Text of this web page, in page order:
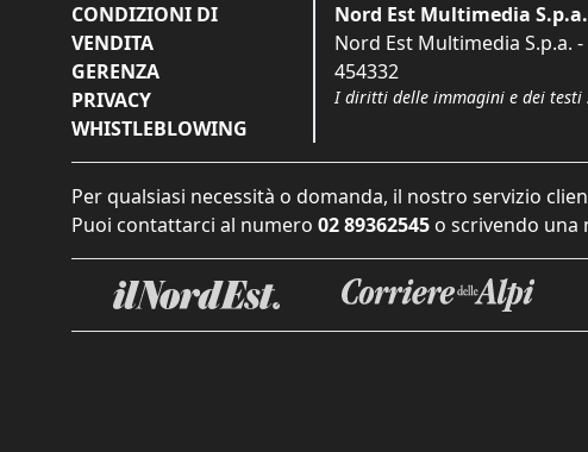
CONDIZIONI DI
VENDITA
GERENZA
PRIVACY
WHISTLEBLOWING
Nord Est Multimedia S.p.a.
Nord Est Multimedia S.p.a. -
454332
I diritti delle immagini e dei testi
Per qualsiasi necessità o domanda, il nostro servizio
Puoi contattarci al numero 02 89362545 o scrivendo una